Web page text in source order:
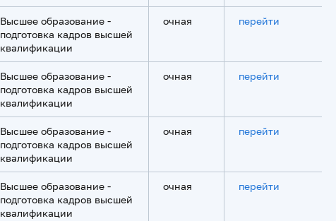
Высшее образование -
подготовка кадров высшей
квалификации
очная перейти
Высшее образование -
подготовка кадров высшей
квалификации
очная перейти
Высшее образование -
подготовка кадров высшей
квалификации
очная перейти
Высшее образование -
подготовка кадров высшей
квалификации
очная перейти